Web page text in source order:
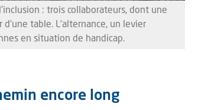
: trois collaborateurs, dont une
table. L’alternance, un levier
en situation de handicap.
encore long